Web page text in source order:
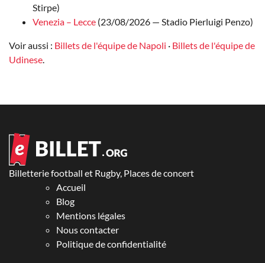
Stirpe)
Venezia – Lecce (23/08/2026 — Stadio Pierluigi Penzo)
Voir aussi : Billets de l'équipe de Napoli · Billets de l'équipe de
Udinese.
Billetterie football et Rugby, Places de concert
Accueil
Blog
Mentions légales
Nous contacter
Politique de confidentialité